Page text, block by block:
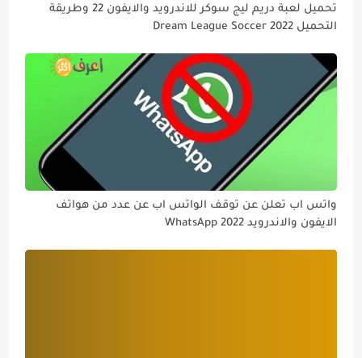
تحميل لعبة دريم ليج سوكر للاندرويد والايفون 22 وطريقة
التحميل Dream League Soccer 2022
واتس اب تعلن عن توقف الواتس اب عن عدد من هواتف
الايفون والاندرويد WhatsApp 2022